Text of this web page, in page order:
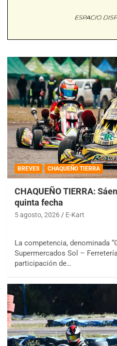
BREVES CHAQUEÑO TIERRA
CHAQUEÑO TIERRA:
quinta fecha
5 agosto, 2026 E-Kart
La competencia, denominada
Supermercados Sol –
participación de…